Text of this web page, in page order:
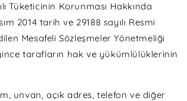
Tüketicinin Korunması Hakkında
2014 tarih ve 29188 sayılı Resmi
Mesafeli Sözleşmeler Yönetmeliği
tarafların hak ve yükümlülüklerinin
unvan, açık adres, telefon ve diğer